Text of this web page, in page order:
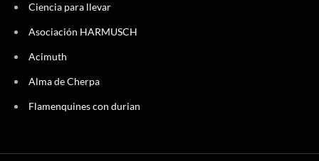
Ciencia para llevar
Asociación HARMUSCH
Acimuth
Alma de Cherpa
Flamenquines con durian